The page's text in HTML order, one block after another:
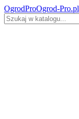
OgrodProOgrod-Pro.pl